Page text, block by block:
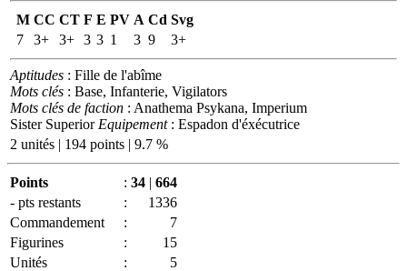
M CC CT F E PV A Cd Svg
7
3+ 3+ 3 3 1 3 9 3+
Aptitudes : Fille de l'abîme
Mots clés : Base, Infanterie, Vigilators
Mots clés de faction : Anathema Psykana, Imperium
Sister Superior Equipement: Espadon d'éxécutrice
2 unités | 194 points | 9.7 %
Points : 34 | 664
- pts restants
:
1336
Commandement
:
7
Figurines
:
15
Unités
: 5